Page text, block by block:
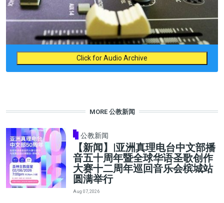
Click for Audio Archive
MORE 公教新闻
公教新闻
【新闻】|亚洲真理电台中文部播
音五十周年暨全球华语圣歌创作
大赛十二周年巡回音乐会槟城站
圆满举行
Aug 07, 2026